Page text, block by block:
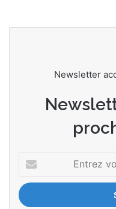
Newsletter
votre
adresse
Email